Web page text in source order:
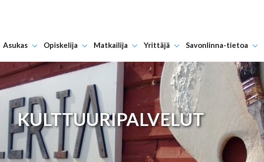
Hyppää sisältöön
Asukas Opiskelija Matkailija Yrittäjä Savonlinna-tietoa
KULTTUURIPALVELUT